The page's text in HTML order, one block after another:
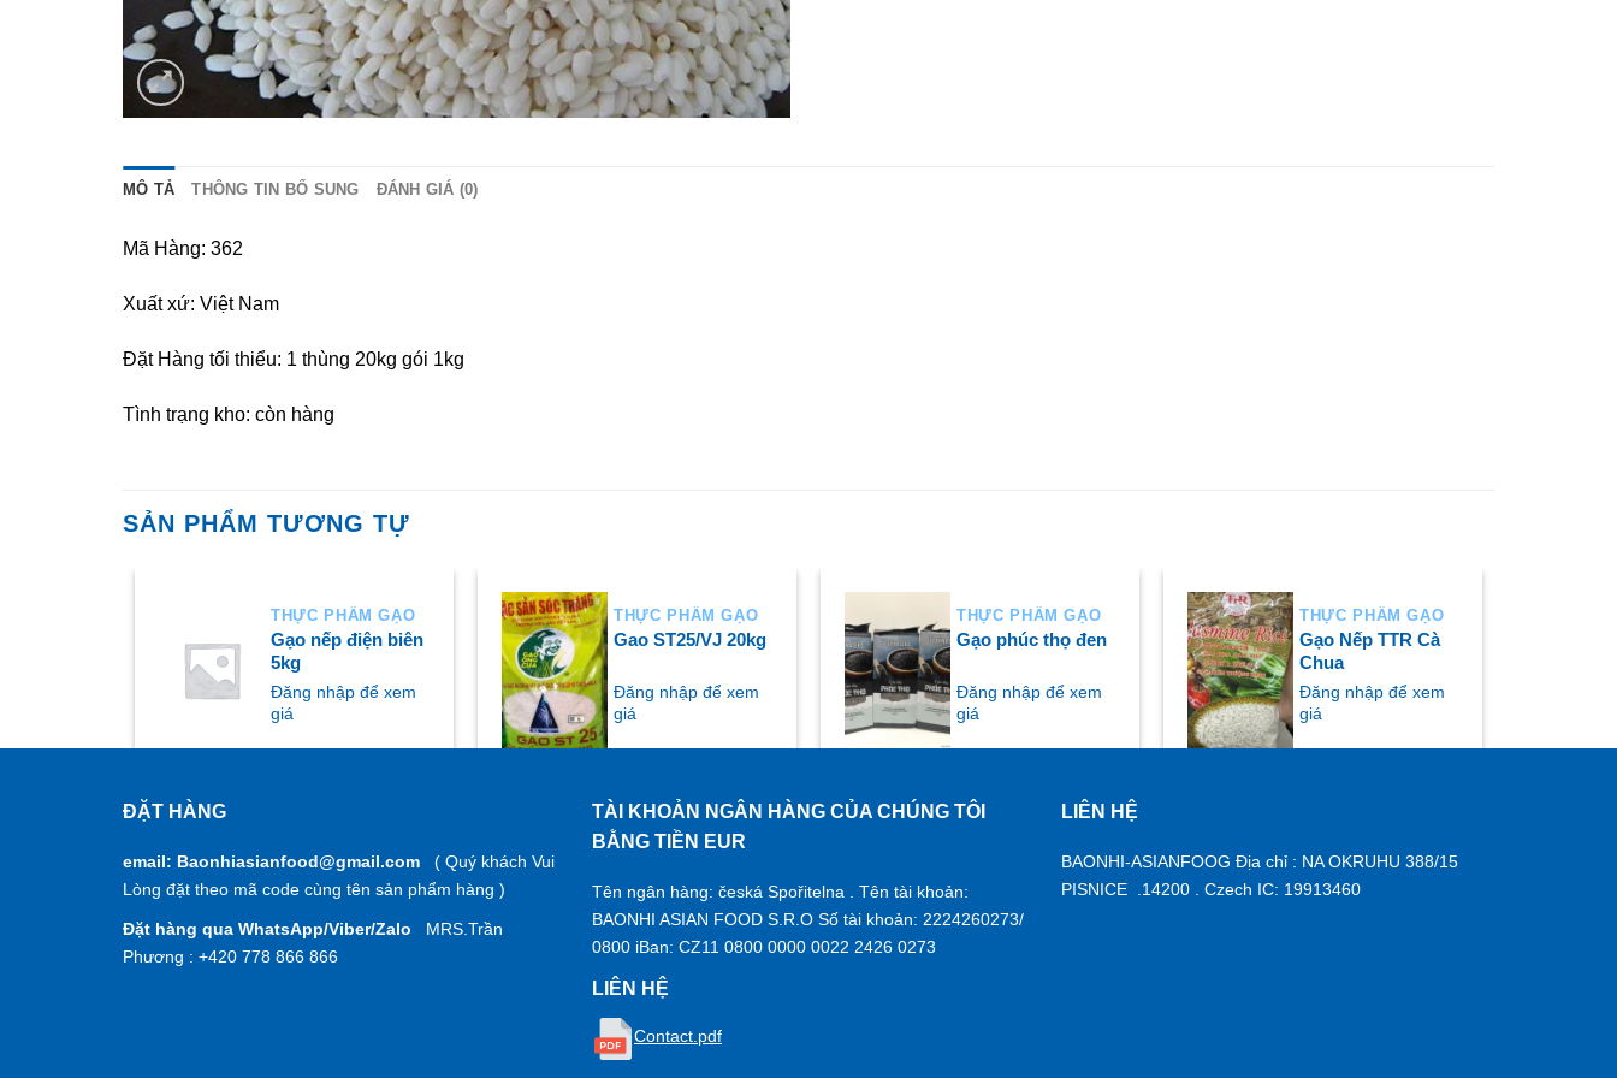
MÔ TẢ THÔNG TIN BỔ SUNG ĐÁNH GIÁ (0)
Mã Hàng: 362
Xuất xứ: Việt Nam
Đặt Hàng tối thiểu: 1 thùng 20kg gói 1kg
Tình trạng kho: còn hàng
SẢN PHẨM TƯƠNG TỰ
THỰC PHẨM GẠO
Gạo nếp điện biên
5kg
Đăng nhập để xem
giá
THỰC PHẨM GẠO
Gao ST25/VJ 20kg
Đăng nhập để xem
giá
MUA NGAY
THỰC PHẨM GẠO
Gạo phúc thọ đen
Đăng nhập để xem
giá
THỰC PHẨM GẠO
Gạo Nếp TTR Cà
Chua
Đăng nhập để xem
giá
ĐẶT HÀNG
email: Baonhiasianfood@gmail.com ( Quý khách Vui
Lòng đặt theo mã code cùng tên sản phẩm hàng )
Đặt hàng qua WhatsApp/Viber/Zalo MRS.Trần
Phương : +420 778 866 866
TÀI KHOẢN NGÂN HÀNG CỦA CHÚNG TÔI
BẰNG TIỀN EUR
Tên ngân hàng: česká Spořitelna . Tên tài khoản:
BAONHI ASIAN FOOD S.R.O Số tài khoản: 2224260273/
0800 iBan: CZ11 0800 0000 0022 2426 0273
LIÊN HỆ
Contact.pdf
LIÊN HỆ
BAONHI-ASIANFOOG Địa chỉ : NA OKRUHU 388/15
PISNICE .14200 . Czech IC: 19913460